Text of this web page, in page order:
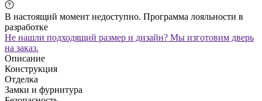
В настоящий момент недоступно. Программа лояльности в
разработке
Не нашли подходящий размер и дизайн? Мы изготовим дверь
на заказ.
Описание
Конструкция
Отделка
Замки и фурнитура